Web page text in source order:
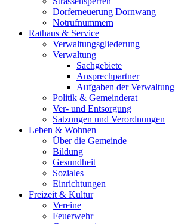
Dorferneuerung Dornwang
Notrufnummern
Rathaus & Service
Verwaltungsgliederung
Verwaltung
Sachgebiete
Ansprechpartner
Aufgaben der Verwaltung
Politik & Gemeinderat
Ver- und Entsorgung
Satzungen und Verordnungen
Leben & Wohnen
Über die Gemeinde
Bildung
Gesundheit
Soziales
Einrichtungen
Freizeit & Kultur
Vereine
Feuerwehr